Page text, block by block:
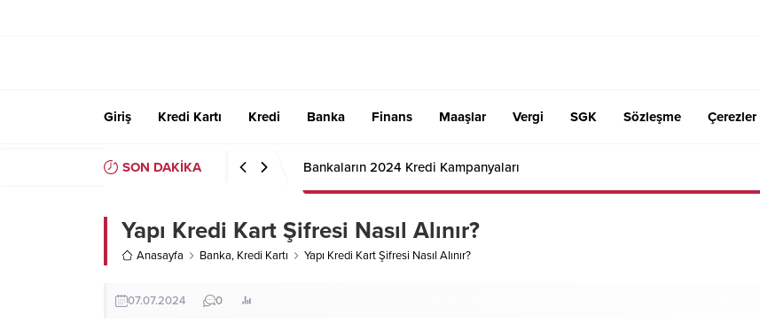
Giriş Kredi Kartı Kredi Banka Finans Maaşlar Vergi SGK Sözleşme Çerezler
SON DAKİKA Bankaların 2024 Kredi Kampanyaları
Yapı Kredi Kart Şifresi Nasıl Alınır?
Anasayfa Banka, Kredi Kartı Yapı Kredi Kart Şifresi Nasıl Alınır?
07.07.2024 0